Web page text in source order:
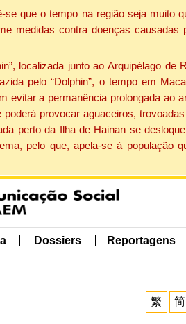
que o tempo na região seja muito
medidas contra doenças
localizada junto ao Arquipélago
pelo “Dolphin”, o tempo em
evitar a permanência prolongada
provocar aguaceiros,
perto da Ilha de Hainan se
pelo que, apela-se à população
Dossiers Reportagens
繁 简